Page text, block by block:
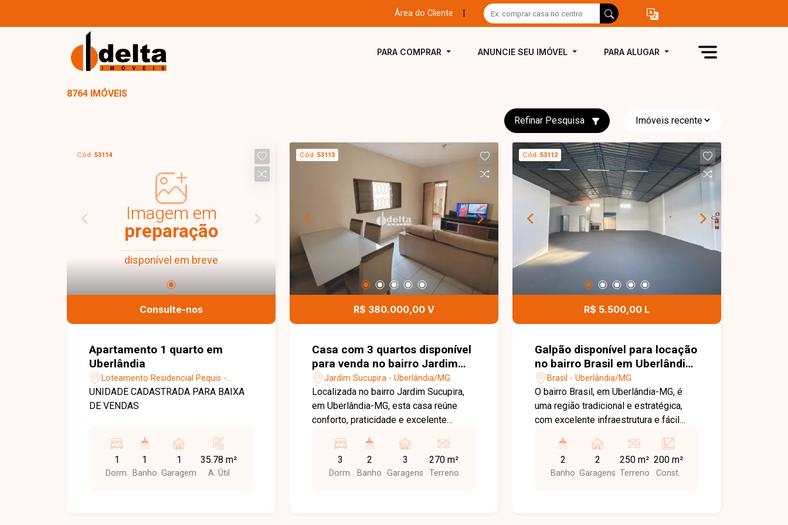
Área do Cliente
PARA COMPRAR ANUNCIE SEU IMÓVEL PARA ALUGAR
8764 IMÓVEIS
Refinar Pesquisa
Cód. 53114
Imagem em
preparação
disponível em breve
Consulte-nos
Apartamento 1 quarto em
Uberlândia
Loteamento Residencial Pequis -
Uberlândia/MG
UNIDADE CADASTRADA PARA BAIXA
DE VENDAS
1
Dorm.
1
Banho
1
Garagem
35.78 m²
A. Útil
Cód. 53113
R$ 380.000,00 V
Casa com 3 quartos disponível
para venda no bairro Jardim
Sucupira em Uberlândia-MG
Jardim Sucupira - Uberlândia/MG
Localizada no bairro Jardim Sucupira,
em Uberlândia-MG, esta casa reúne
conforto, praticidade e excelente
oferece ambiente residencial tranquilo,
fácil acesso a importantes vias da
cidade e proximidade com comércios,
3
Dorm.
2
Banho
3
Garagens
270 m²
Terreno
Cód. 53112
R$ 5.500,00 L
Galpão disponível para locação
no bairro Brasil em Uberlândia-
MGBrasil - Uberlândia/MG
O bairro Brasil, em Uberlândia-MG, é
uma região tradicional e estratégica,
com excelente infraestrutura e fácil
Próximo ao Centro, conta com ampla
oferta de comércios, bancos,
restaurantes, escolas e serviços,
2
Banho
2
Garagens
250 m²
Terreno
200 m²
Const.